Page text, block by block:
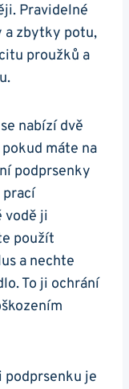
Pravidelné
a zbytky potu,
proužků a
nabízí dvě
máte na
podprsenky
vodě ji
použít
a nechte
To ji ochrání
podprsenku je